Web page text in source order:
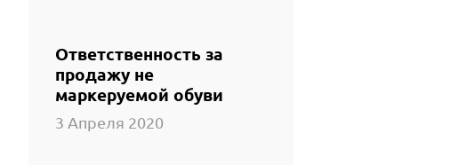
Ответственность за
продажу не
маркеруемой обуви
3 Апреля 2020